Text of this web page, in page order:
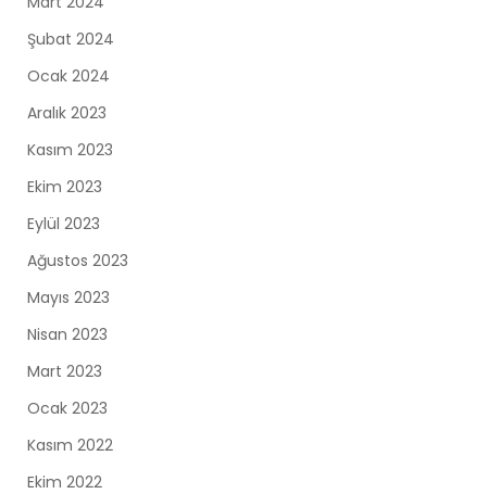
Şubat 2024
Ocak 2024
Aralık 2023
Kasım 2023
Ekim 2023
Eylül 2023
Ağustos 2023
Mayıs 2023
Nisan 2023
Mart 2023
Ocak 2023
Kasım 2022
Ekim 2022